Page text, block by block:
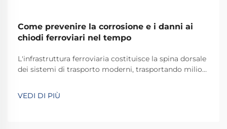
Come prevenire la corrosione e i danni ai
chiodi ferroviari nel tempo
L'infrastruttura ferroviaria costituisce la spina dorsale
dei sistemi di trasporto moderni, trasportando milioni
ogni giorno. Tra i componenti critici che garantiscono
la stabilità e la sicurezza del binario, i chiodi ferroviari
VEDI DI PIÙ